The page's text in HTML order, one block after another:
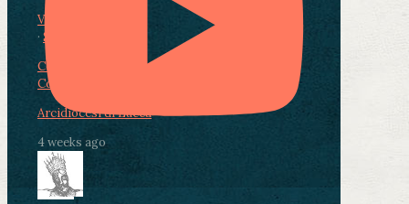
View on Facebook
· Share
Condividi su Facebook
Condividi su LinkedIn
Arcidiocesi di Lucca
4 weeks ago